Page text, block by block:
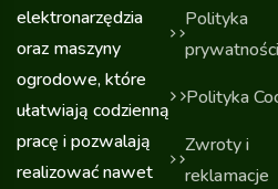
elektronarzędzia
oraz maszyny
ogrodowe, które
ułatwiają codzienną
pracę i pozwalają
realizować nawet
Polityka
prywatności
Polityka
Zwroty i
reklamacje